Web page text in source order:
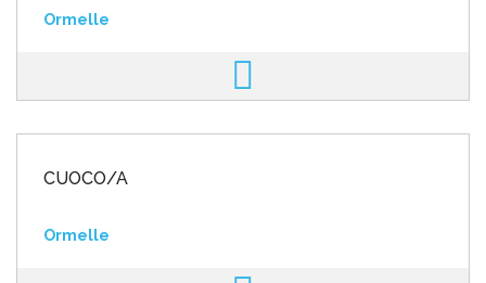
Ormelle
CUOCO/A
Ormelle